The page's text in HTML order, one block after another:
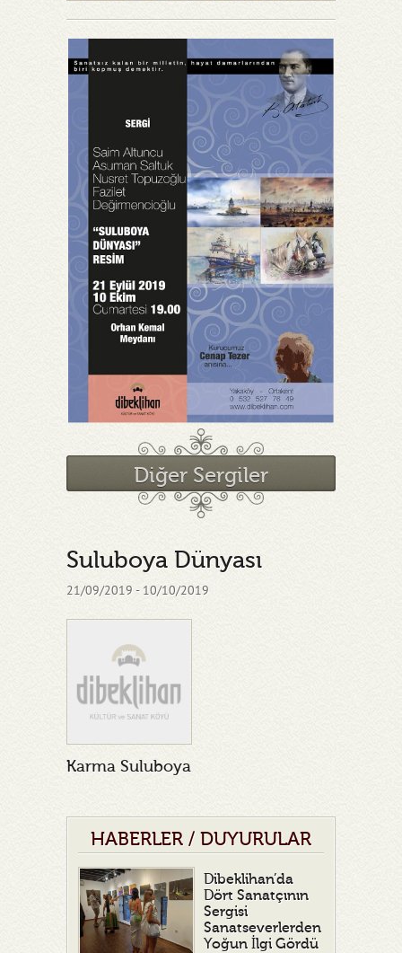
Diğer Sergiler
Suluboya Dünyası
21/09/2019 - 10/10/2019
Karma Suluboya
HABERLER / DUYURULAR
Dibeklihan’da
Dört Sanatçının
Sergisi
Sanatseverlerden
Yoğun İlgi Gördü